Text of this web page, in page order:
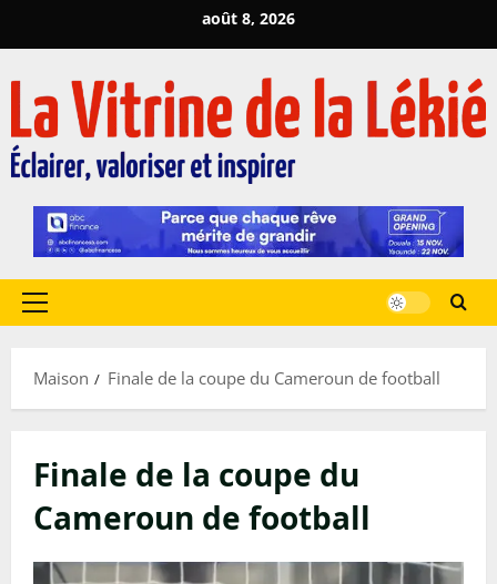
au
août 8, 2026
Menu
Maison
Finale de la coupe du Cameroun de football
Finale de la coupe du
Cameroun de football